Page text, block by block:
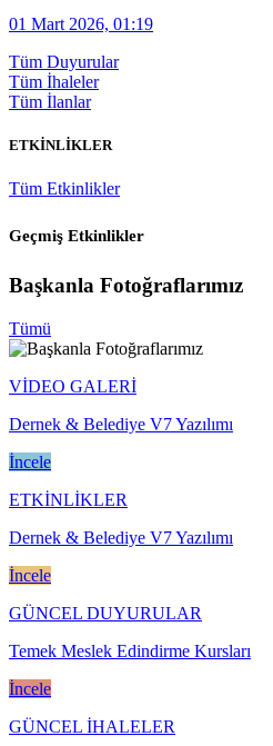
01 Mart 2026, 01:19
Tüm Duyurular
Tüm İhaleler
Tüm İlanlar
ETKİNLİKLER
Tüm Etkinlikler
Geçmiş Etkinlikler
Başkanla Fotoğraflarımız
Tümü
VİDEO GALERİ
Dernek & Belediye V7 Yazılımı
İncele
ETKİNLİKLER
Dernek & Belediye V7 Yazılımı
İncele
GÜNCEL DUYURULAR
Temek Meslek Edindirme Kursları
İncele
GÜNCEL İHALELER